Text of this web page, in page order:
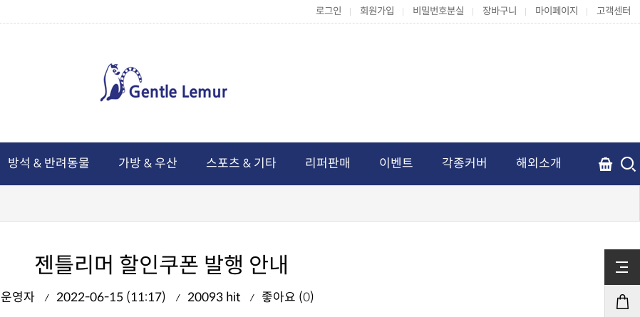
로그인 회원가입 비밀번호분실 장바구니 마이페이지 고객센터
방석 & 반려동물 가방 & 우산 스포츠 & 기타 리퍼판매 이벤트 각종커버 해외소개
젠틀리머 할인쿠폰 발행 안내
운영자 2022-06-15 (11:17) 20093 hit 좋아요 (0)